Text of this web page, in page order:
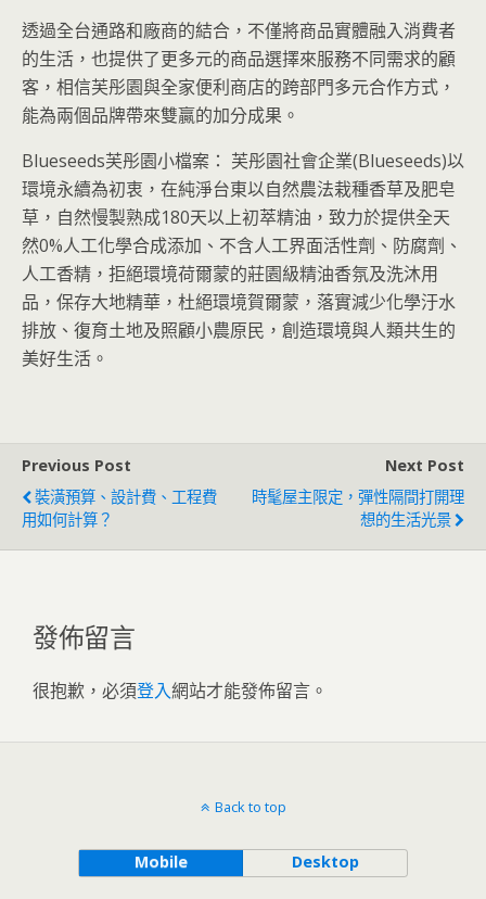
透過全台通路和廠商的結合，不僅將商品實體融入消費者
的生活，也提供了更多元的商品選擇來服務不同需求的顧
客，相信芙彤園與全家便利商店的跨部門多元合作方式，
能為兩個品牌帶來雙贏的加分成果。
Blueseeds芙彤園小檔案： 芙彤園社會企業(Blueseeds)以
環境永續為初衷，在純淨台東以自然農法栽種香草及肥皂
草，自然慢製熟成180天以上初萃精油，致力於提供全天
然0%人工化學合成添加、不含人工界面活性劑、防腐劑、
人工香精，拒絕環境荷爾蒙的莊園級精油香氛及洗沐用
品，保存大地精華，杜絕環境賀爾蒙，落實減少化學汙水
排放、復育土地及照顧小農原民，創造環境與人類共生的
美好生活。
Previous Post
裝潢預算、設計費、工程費
用如何計算？
Next Post
時髦屋主限定，彈性隔間打開理
想的生活光景
發佈留言
很抱歉，必須登入網站才能發佈留言。
Back to top
Mobile Desktop